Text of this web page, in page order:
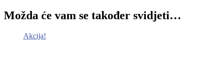
Možda će vam se također svidjeti…
Akcija!